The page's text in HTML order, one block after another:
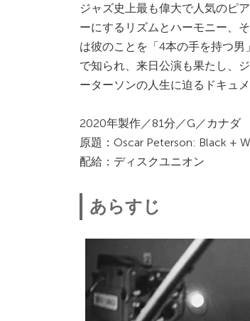
ジャズ史上最も偉大で人気のピ
ーにするリズムとハーモニー、
は彼のことを「4本の手を持つ
で知られ、来日公演も果たし、
ーターソンの人生に迫るドキュ
2020年製作／81分／G／カナダ
原題：Oscar Peterson: Black +
配給：ディスクユニオン
あらすじ